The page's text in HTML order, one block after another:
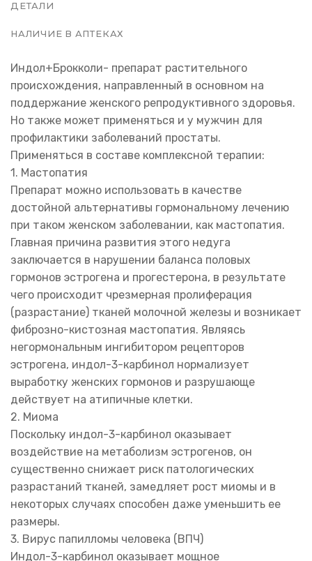
ДЕТАЛИ
НАЛИЧИЕ В АПТЕКАХ
Индол+Брокколи- препарат растительного
происхождения, направленный в основном на
поддержание женского репродуктивного здоровья.
Но также может применяться и у мужчин для
профилактики заболеваний простаты.
Применяться в составе комплексной терапии:
1. Мастопатия
Препарат можно использовать в качестве
достойной альтернативы гормональному лечению
при таком женском заболевании, как мастопатия.
Главная причина развития этого недуга
заключается в нарушении баланса половых
гормонов эстрогена и прогестерона, в результате
чего происходит чрезмерная пролиферация
(разрастание) тканей молочной железы и возникает
фиброзно-кистозная мастопатия. Являясь
негормональным ингибитором рецепторов
эстрогена, индол-3-карбинол нормализует
выработку женских гормонов и разрушающе
действует на атипичные клетки.
2. Миома
Поскольку индол-3-карбинол оказывает
воздействие на метаболизм эстрогенов, он
существенно снижает риск патологических
разрастаний тканей, замедляет рост миомы и в
некоторых случаях способен даже уменьшить ее
размеры.
3. Вирус папилломы человека (ВПЧ)
Индол-3-карбинол оказывает мощное